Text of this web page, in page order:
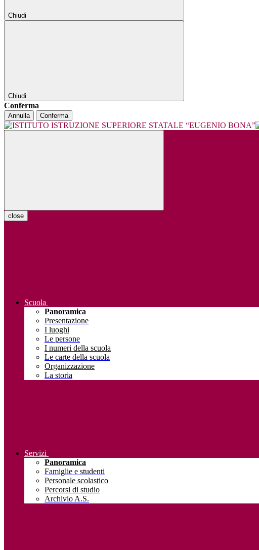
Chiudi
Chiudi
Conferma
Annulla Conferma
close
Scuola
Panoramica
Presentazione
I luoghi
Le persone
I numeri della scuola
Le carte della scuola
Organizzazione
La storia
Servizi
Panoramica
Famiglie e studenti
Personale scolastico
Percorsi di studio
Archivio A.S.